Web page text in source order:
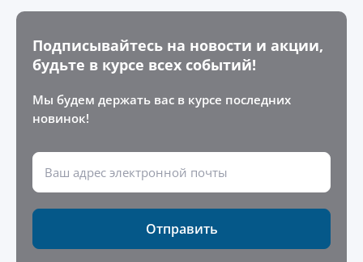
Подписывайтесь на новости и акции,
будьте в курсе всех событий!
Мы будем держать вас в курсе последних
новинок!
Отправить